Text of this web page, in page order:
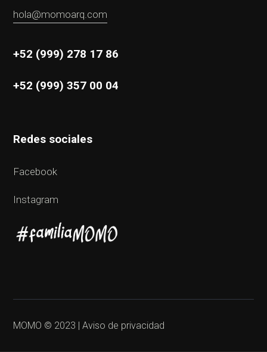
hola@momoarq.com
+52 (999) 278 17 86
+52 (999) 357 00 04
Redes sociales
Facebook
Instagram
MOMO © 2023 | Aviso de privacidad